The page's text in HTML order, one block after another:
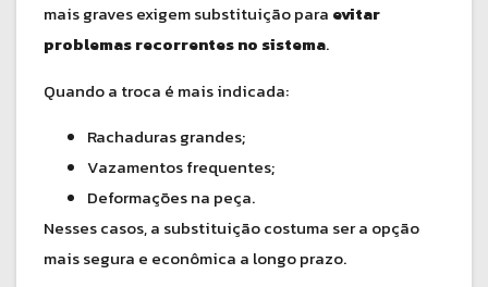
mais graves exigem substituição para evitar
problemas recorrentes no sistema.
Quando a troca é mais indicada:
Rachaduras grandes;
Vazamentos frequentes;
Deformações na peça.
Nesses casos, a substituição costuma ser a opção
mais segura e econômica a longo prazo.